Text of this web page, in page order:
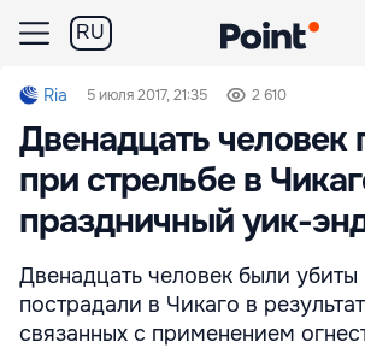
RU
Ria 5 июля 2017, 21:35 2 610
Двенадцать человек
при стрельбе в
праздничный уик-
Двенадцать человек были
пострадали в Чикаго в
связанных с применением